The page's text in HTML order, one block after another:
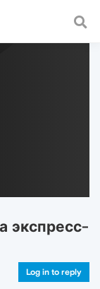
and
экспресс-
Log in to reply